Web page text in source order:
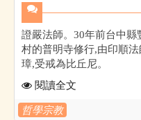
證嚴法師。30年前台中
村的普明寺修行,由印順
璋,受戒為比丘尼。
閱讀全文
哲學宗教